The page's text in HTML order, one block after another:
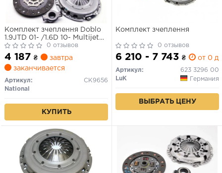
Комплект зчеплення Doblo
1.9JTD 01- /1.6D 10- Multijet
(230-20) (з вижимним)
0 отзывов
4 187 ₴
завтра
заканчивается
Артикул:
CK9656
National
КУПИТЬ
Комплект зчеплення
0 отзывов
6 210 - 7 743 ₴ от 0
Артикул:
623 3296 00
LuK
Германия
ВЫБРАТЬ ЦЕНУ